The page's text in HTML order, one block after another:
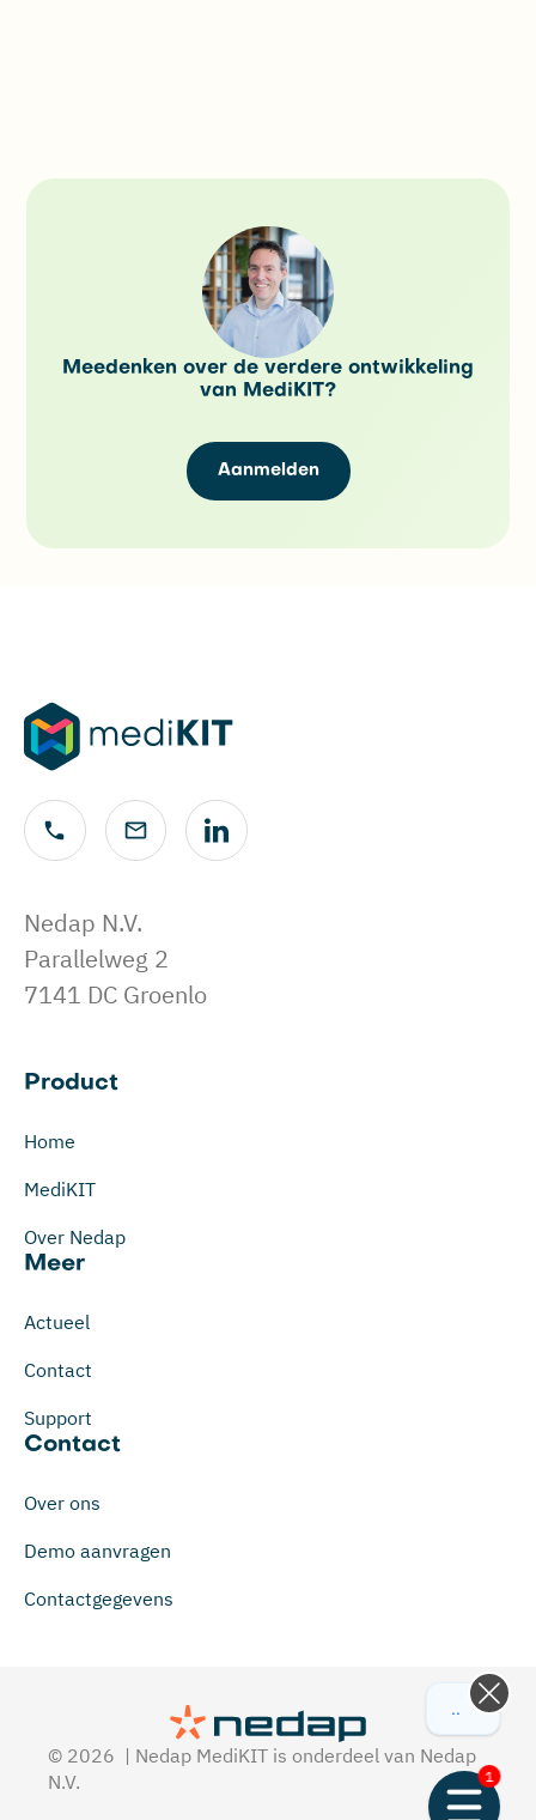
Meedenken over de verdere ontwikkeling
van MediKIT?
Aanmelden
Nedap N.V.
Parallelweg 2
7141 DC Groenlo
Product
Home
MediKIT
Over Nedap
Meer
Actueel
Contact
Support
Contact
Over ons
Demo aanvragen
Contactgegevens
© 2026 | Nedap MediKIT is onderdeel van Nedap
N.V.
...
1